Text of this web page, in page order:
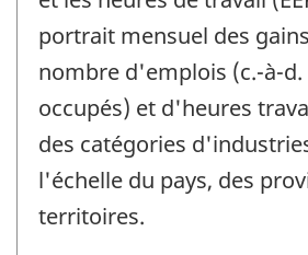
portrait mensuel des
nombre d'emplois (c.-à-d.
occupés) et d'heures
des catégories
l'échelle du pays, des
territoires.